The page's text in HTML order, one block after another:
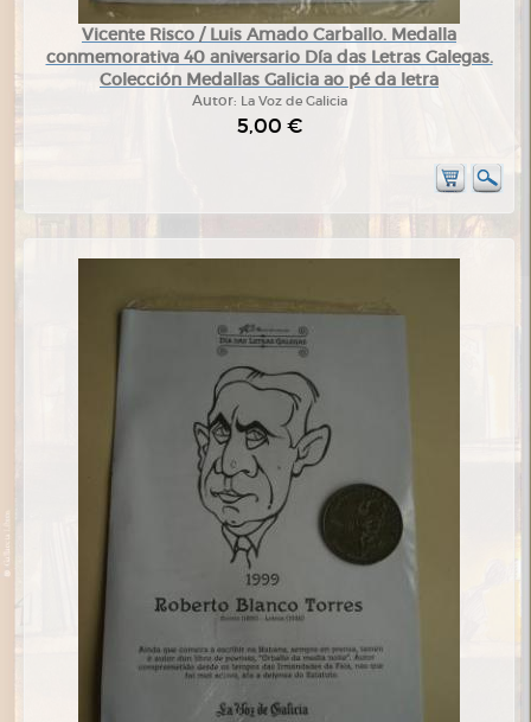
Vicente Risco / Luis Amado Carballo. Medalla
conmemorativa 40 aniversario Día das Letras Galegas.
Colección Medallas Galicia ao pé da letra
Autor: La Voz de Galicia
5,00 €